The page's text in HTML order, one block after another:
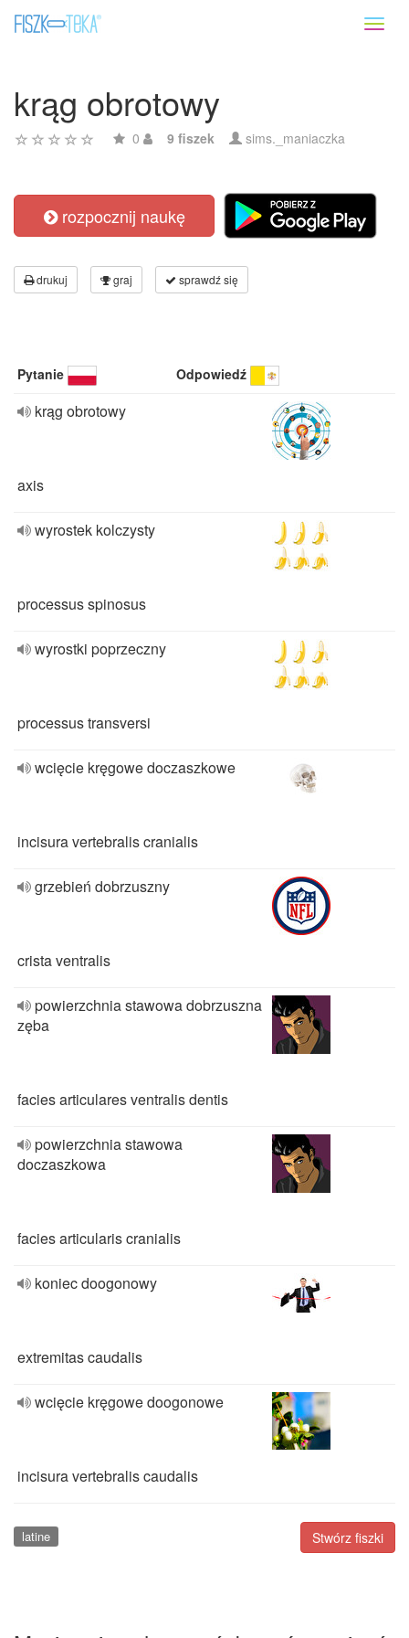
krąg obrotowy
0 9 fiszek sims._maniaczka
rozpocznij naukę
drukuj graj sprawdź się
Pytanie Odpowiedź
krąg obrotowy
axis
wyrostek kolczysty
processus spinosus
wyrostki poprzeczny
processus transversi
wcięcie kręgowe doczaszkowe
incisura vertebralis cranialis
grzebień dobrzuszny
crista ventralis
powierzchnia stawowa dobrzuszna
zęba
facies articulares ventralis dentis
powierzchnia stawowa
doczaszkowa
facies articularis cranialis
koniec doogonowy
extremitas caudalis
wcięcie kręgowe doogonowe
incisura vertebralis caudalis
Stwórz fiszki
latine